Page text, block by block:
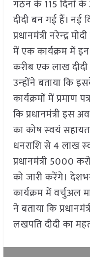
गठन के 115 दिनों
दीदी बन गई हैं। नई
प्रधानमंत्री नरेन्‍द्र
में एक कार्यक्रम में
करीब एक लाख दीदी
उन्‍होंने बताया कि
कार्यक्रमों में प्रमाण
कि प्रधानमंत्री इस
का कोष स्‍वयं
धनराशि से 4 लाख
प्रधानमंत्री 5000
को जारी करेंगे।
कार्यक्रम में वर्चुअल
ने बताया कि
लखपति दीदी का